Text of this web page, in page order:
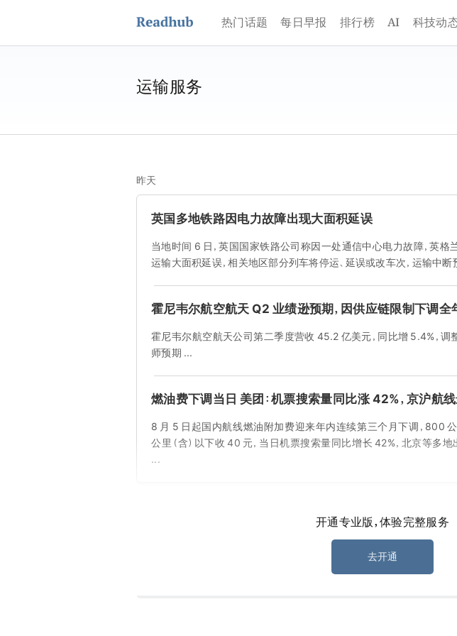
热门话题 每日早报 排行榜 AI 科技动
运输服务
昨天
英国多地铁路因电力故障出现大面积延误
当地时间 6 日，英国国家铁路公司称因一处通信中心电力故障，英
运输大面积延误，相关地区部分列车将停运、延误或改车次，运输中断
霍尼韦尔航空航天 Q2 业绩逊预期，因供应链限制下调全
霍尼韦尔航空航天公司第二季度营收 45.2 亿美元，同比增 5.4%，调
师预期 ...
燃油费下调当日 美团：机票搜索量同比涨 42%，京沪航
8 月 5 日起国内航线燃油附加费迎来年内连续第三个月下调，800
公里（含）以下收 40 元，当日机票搜索量同比增长 42%，北京等多
...
Susquehanna：将 SpaceX 目标价下调至 144 美元
Susquehanna 将 SpaceX 目标股价从 170 美元下调至 144 美元。
开通专业版，体验完整服务
去开通